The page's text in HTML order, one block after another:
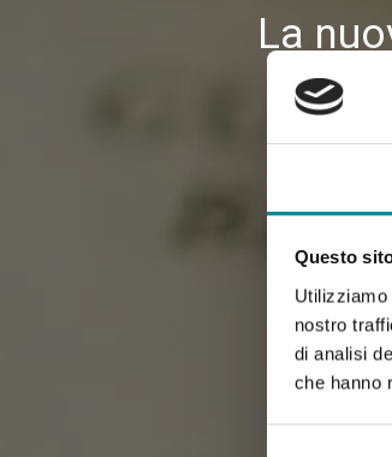
Questo
nostro
di analisi
che hanno
La